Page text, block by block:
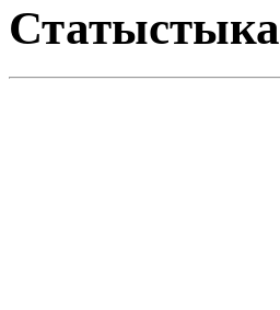
Статыстыка